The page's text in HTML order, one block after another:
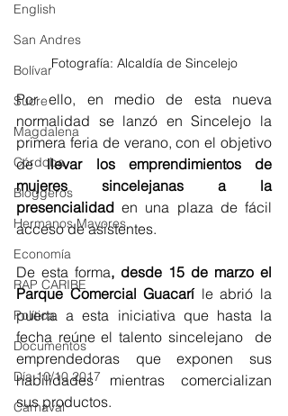
English
San Andres
Bolívar
Sucre
Magdalena
Córdoba
Bloggeros
Hermanos Mayores
Economía
RAP CARIBE
Política
Documentos
Día 10/10 2017
Carnaval
Fotografía: Alcaldía de Sincelejo
Por ello, en medio de esta nueva
normalidad se lanzó en Sincelejo la
primera feria de verano, con el objetivo
de llevar los emprendimientos de
mujeres sincelejanas a la
presencialidad en una plaza de fácil
acceso de asistentes.
De esta forma, desde 15 de marzo el
Parque Comercial Guacarí le abrió la
puerta a esta iniciativa que hasta la
fecha reúne el talento sincelejano  de
emprendedoras que exponen sus
habilidades mientras comercializan
sus productos.